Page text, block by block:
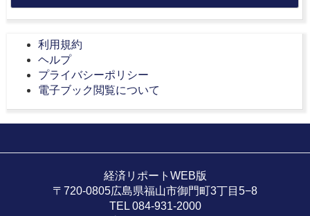
利用規約
ヘルプ
プライバシーポリシー
電子ブック閲覧について
経済リポートWEB版
〒720-0805広島県福山市御門町3丁目5−8
TEL 084-931-2000